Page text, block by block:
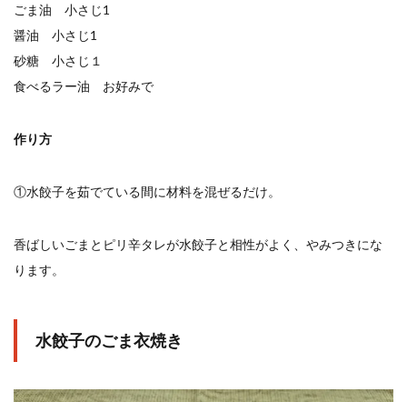
ごま油 小さじ1
醤油 小さじ1
砂糖 小さじ１
食べるラー油 お好みで
作り方
①水餃子を茹でている間に材料を混ぜるだけ。
香ばしいごまとピリ辛タレが水餃子と相性がよく、やみつきにな
ります。
水餃子のごま衣焼き